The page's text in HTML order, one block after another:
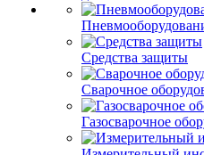
Средства защиты
Сварочное
Газосварочное